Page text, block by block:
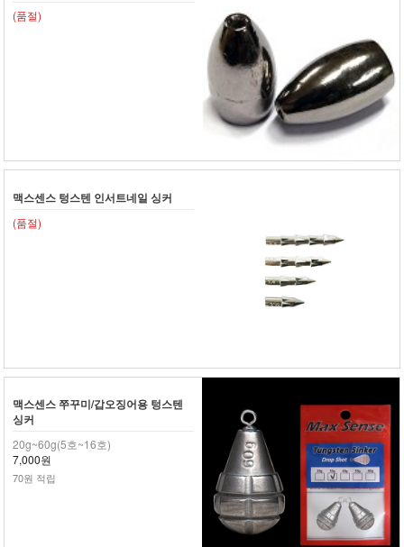
(품절)
맥스센스 텅스텐 인서트네일 싱커
(품절)
맥스센스 쭈꾸미/갑오징어용 텅스텐
싱커
20g~60g(5호~16호)
7,000원
70원 적립